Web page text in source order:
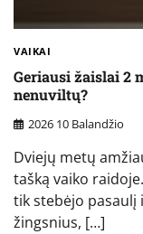
VAIKAI
Geriausi žaislai 2
nenuviltų?
2026 10 Balandžio
Dviejų metų
tašką vaiko
tik stebėjo
žingsnius, […]